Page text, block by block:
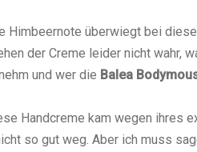
Himbeernote überwiegt bei
der Creme leider nicht wahr,
und wer die Balea
Handcreme kam wegen ihres
so gut weg. Aber ich muss